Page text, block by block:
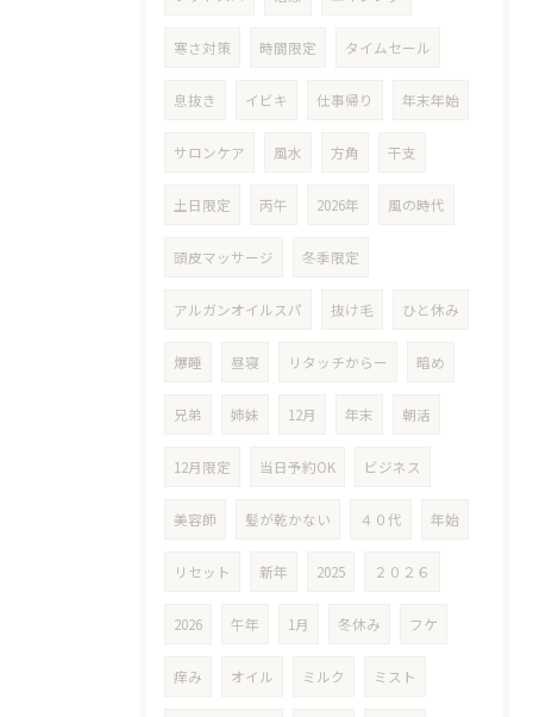
寒さ対策 時間限定 タイムセール
息抜き イビキ 仕事帰り 年末年始
サロンケア 風水 方角 干支
土日限定 丙午 2026年 風の時代
頭皮マッサージ 冬季限定
アルガンオイルスパ 抜け毛 ひと休み
爆睡 昼寝 リタッチからー 暗め
兄弟 姉妹 12月 年末 朝活
12月限定 当日予約OK ビジネス
美容師 髪が乾かない ４０代 年始
リセット 新年 2025 ２０２６
2026 午年 1月 冬休み フケ
痒み オイル ミルク ミスト